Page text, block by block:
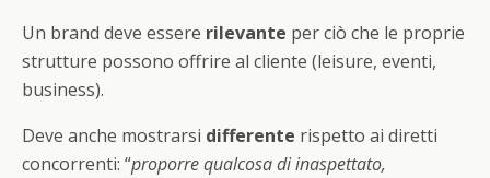
Un brand deve essere rilevante per ciò che le proprie
strutture possono offrire al cliente (leisure, eventi,
business).
Deve anche mostrarsi differente rispetto ai diretti
concorrenti: “proporre qualcosa di inaspettato,